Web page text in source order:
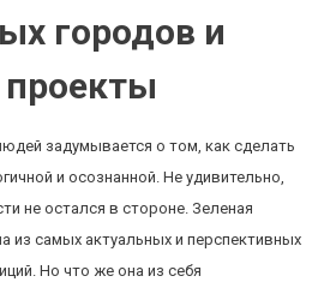
городов и
задумывается о том, как сделать
и осознанной. Не удивительно,
не остался в стороне. Зеленая
из самых актуальных и перспективных
Но что же она из себя